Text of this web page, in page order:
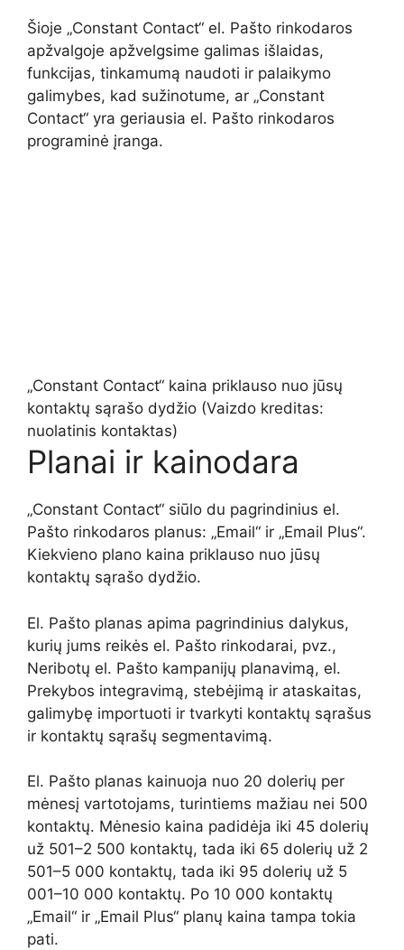
Šioje „Constant Contact“ el. Pašto rinkodaros
apžvalgoje apžvelgsime galimas išlaidas,
funkcijas, tinkamumą naudoti ir palaikymo
galimybes, kad sužinotume, ar „Constant
Contact“ yra geriausia el. Pašto rinkodaros
programinė įranga.
„Constant Contact“ kaina priklauso nuo jūsų
kontaktų sąrašo dydžio (Vaizdo kreditas:
nuolatinis kontaktas)
Planai ir kainodara
„Constant Contact“ siūlo du pagrindinius el.
Pašto rinkodaros planus: „Email“ ir „Email Plus“.
Kiekvieno plano kaina priklauso nuo jūsų
kontaktų sąrašo dydžio.
El. Pašto planas apima pagrindinius dalykus,
kurių jums reikės el. Pašto rinkodarai, pvz.,
Neribotų el. Pašto kampanijų planavimą, el.
Prekybos integravimą, stebėjimą ir ataskaitas,
galimybę importuoti ir tvarkyti kontaktų sąrašus
ir kontaktų sąrašų segmentavimą.
El. Pašto planas kainuoja nuo 20 dolerių per
mėnesį vartotojams, turintiems mažiau nei 500
kontaktų. Mėnesio kaina padidėja iki 45 dolerių
už 501–2 500 kontaktų, tada iki 65 dolerių už 2
501–5 000 kontaktų, tada iki 95 dolerių už 5
001–10 000 kontaktų. Po 10 000 kontaktų
„Email“ ir „Email Plus“ planų kaina tampa tokia
pati.